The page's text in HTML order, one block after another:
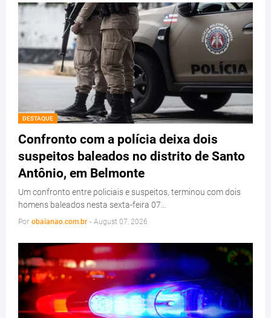
DESTAQUE
Confronto com a polícia deixa dois
suspeitos baleados no distrito de Santo
Antônio, em Belmonte
Um confronto entre policiais e suspeitos, terminou com dois
homens baleados nesta sexta-feira 07…
Por obaianao.com.br - August 07, 2026